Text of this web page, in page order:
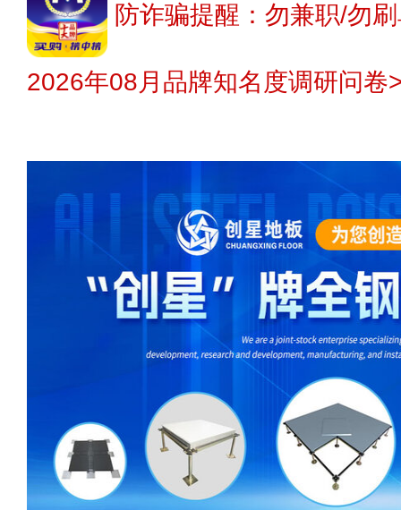
防诈骗提醒：勿兼职/勿
2026年08月品牌知名度调研问卷